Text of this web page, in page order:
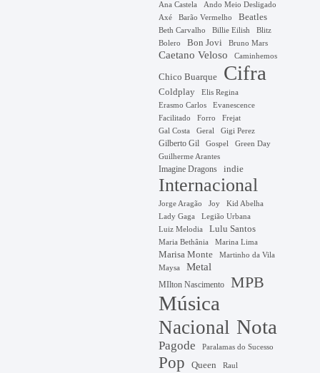
Ana Castela
Ando Meio Desligado
Axé Barão Vermelho Beatles
Beth Carvalho Billie Eilish
Blitz
Bolero
Bon Jovi Bruno Mars
Caetano Veloso Caminhemos
Chico Buarque Cifra
Coldplay
Elis Regina
Erasmo Carlos
Evanescence
Facilitado
Forro Frejat
Gal Costa Geral Gigi Perez
Gilberto Gil Gospel Green Day
Guilherme Arantes
Imagine Dragons indie
Internacional
Jorge Aragão Joy Kid Abelha
Lady Gaga
Legião Urbana
Luiz Melodia
Lulu Santos
Maria Bethânia Marina Lima
Marisa Monte
Martinho da Vila
Maysa
Metal
MIlton Nascimento MPB
Música
Nacional Nota
Pagode Paralamas do Sucesso
Pop Queen Raul